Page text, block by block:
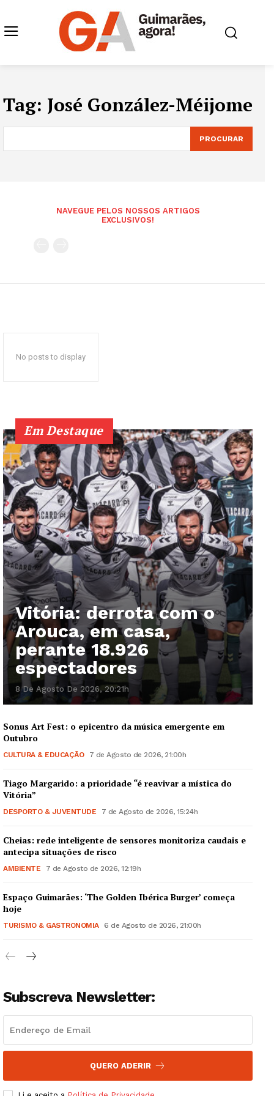
Guimarães, agora!
Institucional
Artigos
Edição Digital
Grande Entrevista
Tag: José González-Méijome
PROCURAR
NAVEGUE PELOS NOSSOS ARTIGOS
EXCLUSIVOS!
No posts to display
Em Destaque
Vitória: derrota com o
Arouca, em casa,
perante 18.926
espectadores
8 De Agosto De 2026, 20:21h
Sonus Art Fest: o epicentro da música emergente em
Outubro
CULTURA & EDUCAÇÃO 7 de Agosto de 2026, 21:00h
Tiago Margarido: a prioridade “é reavivar a mística do
Vitória”
DESPORTO & JUVENTUDE 7 de Agosto de 2026, 15:24h
Cheias: rede inteligente de sensores monitoriza caudais e
antecipa situações de risco
AMBIENTE 7 de Agosto de 2026, 12:19h
Espaço Guimarães: ‘The Golden Ibérica Burger’ começa
hoje
TURISMO & GASTRONOMIA 6 de Agosto de 2026, 21:00h
Subscreva Newsletter:
QUERO ADERIR